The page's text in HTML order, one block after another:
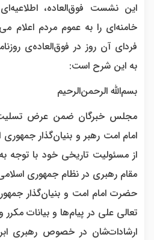
این نشست فوق‌العاده،
خامنه‌ای را به عموم مردم اعلام
فردای آن روز در فوق‌العاده‌ی
به این شرح است:
بسم‌الله الرحمن‌الرحیم
مجلس خبرگان ضمن عرض
امام امت رهبر و بنیان‌گذار
از مسئولیت تاریخی خود با
مقام رهبری در نظام جمهوری اسلامی
حضرت امام امت و بنیان‌گذار
تعالی علی در پیام‌ها و بیانات
ارشادات‌شان در خصوص رهبری